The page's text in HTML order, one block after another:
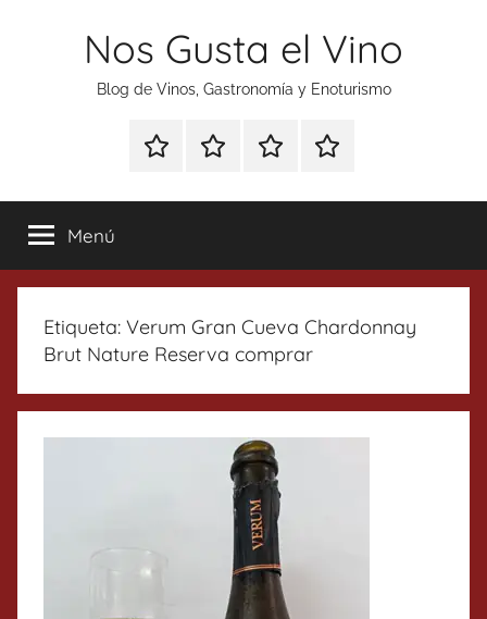
Nos Gusta el Vino
Blog de Vinos, Gastronomía y Enoturismo
Especial
Tonics
Enoturismo
Gastronomía
RankingContacto
Menú
Etiqueta: Verum Gran Cueva Chardonnay
Brut Nature Reserva comprar